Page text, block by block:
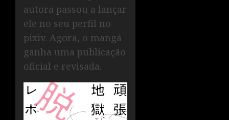
autora passou a lançar
ele no seu perfil no
pixiv. Agora, o mangá
ganha uma publicação
oficial e revisada.